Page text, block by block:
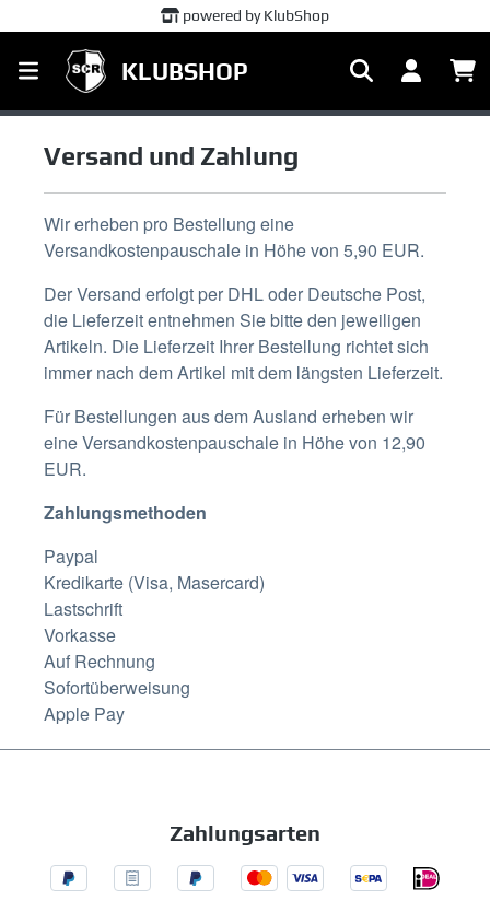
powered by KlubShop
KLUBSHOP
Versand und Zahlung
Wir erheben pro Bestellung eine
Versandkostenpauschale in Höhe von 5,90 EUR.
Der Versand erfolgt per DHL oder Deutsche Post,
die Lieferzeit entnehmen Sie bitte den jeweiligen
Artikeln. Die Lieferzeit Ihrer Bestellung richtet sich
immer nach dem Artikel mit dem längsten Lieferzeit.
Für Bestellungen aus dem Ausland erheben wir
eine Versandkostenpauschale in Höhe von 12,90
EUR.
Zahlungsmethoden
Paypal
Kredikarte (Visa, Masercard)
Lastschrift
Vorkasse
Auf Rechnung
Sofortüberweisung
Apple Pay
Zahlungsarten